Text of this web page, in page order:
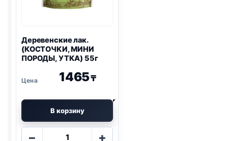
Деревенские лак.
(КОСТОЧКИ, МИНИ
ПОРОДЫ, УТКА) 55г
1465₸
В корзину
−
Количество
+